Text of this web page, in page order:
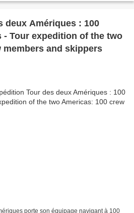
deux Amériques : 100
- Tour expedition of the two
members and skippers
porte son équipage navigant à 100